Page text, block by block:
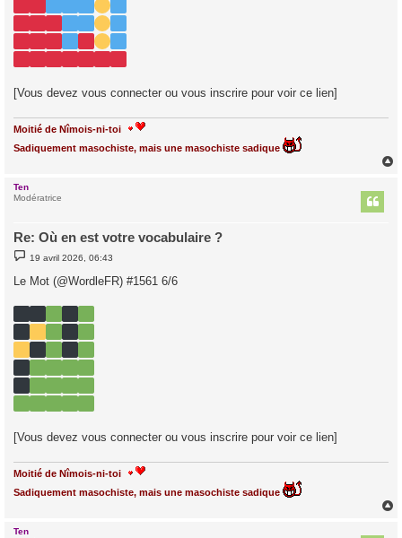
[Vous devez vous connecter ou vous inscrire pour voir ce lien]
Moitié de Nîmois-ni-toi
Sadiquement masochiste, mais une masochiste sadique
Ten
Modératrice
Re: Où en est votre vocabulaire ?
M
s
s
g
e
19 avril 2026, 06:43
Le Mot (@WordleFR) #1561 6/6
[Vous devez vous connecter ou vous inscrire pour voir ce lien]
Moitié de Nîmois-ni-toi
Sadiquement masochiste, mais une masochiste sadique
Ten